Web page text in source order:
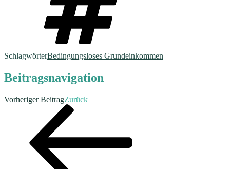
SchlagwörterBedingungsloses Grundeinkommen
Beitragsnavigation
Vorheriger BeitragZurück